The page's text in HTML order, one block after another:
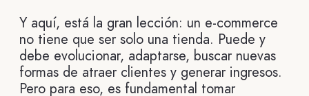
Y aquí, está la gran lección: un e-commerce
no tiene que ser solo una tienda. Puede y
debe evolucionar, adaptarse, buscar nuevas
formas de atraer clientes y generar ingresos.
Pero para eso, es fundamental tomar